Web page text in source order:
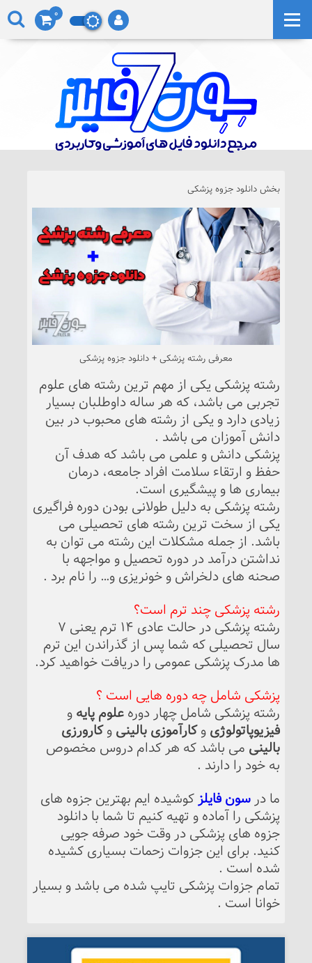
بخشدانلود جزوه پزشکی
معرفی رشته پزشکی + دانلود جزوه پزشکی
رشته پزشکی یکی از مهم ترین رشته های علوم
تجربی می باشد، که هر ساله داوطلبان بسیار
زیادی دارد و یکی از رشته های محبوب در بین
دانش آموزان می باشد .
پزشکی دانش و علمی می باشد که هدف آن
حفظ و ارتقاء سلامت افراد جامعه، درمان
بیماری ها و پیشگیری است.
رشته پزشکی به دلیل طولانی بودن دوره فراگیری
یکی از سخت ترین رشته های تحصیلی می
باشد. از جمله مشکلات این رشته می توان به
نداشتن درآمد در دوره تحصیل و مواجهه با
صحنه های دلخراش و خونریزی و… را نام برد .
رشته پزشکی چند ترم است؟
رشته پزشکی در حالت عادی 14 ترم یعنی 7
سال تحصیلی که شما پس از گذراندن این ترم
ها مدرک پزشکی عمومی را دریافت خواهید کرد.
پزشکی شامل چه دوره هایی است ؟
رشته پزشکی شامل چهار دورهعلوم پایهو
فیزیوپاتولوژیوکارآموزی بالینیوکارورزی
بالینی می باشد که هر کدام دروس مخصوص
به خود را دارند .
ما درسون فایلزکوشیده ایم بهترین جزوه های
پزشکی را آماده و تهیه کنیم تا شما با دانلود
جزوه های پزشکی در وقت خود صرفه جویی
کنید. برای این جزوات زحمات بسیاری کشیده
شده است .
تمام جزوات پزشکی تایپ شده می باشد و بسیار
خوانا است .
0